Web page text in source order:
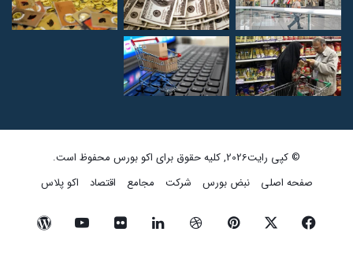
© کپی رایت2026, کلیه حقوق برای اکو بورس محفوظ است.
صفحه اصلی
نبض بورس شرکت مجامع اقتصاد اکو پلاس
فیسبوک ایکس پینتریستدریبببل لینکداین تصاویر
یوتیوب